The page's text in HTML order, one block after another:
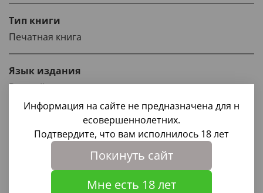
Тип книги
Печатная книга
Язык издания
Русский
Страна-изготовитель
Россия
Количество страниц
Информация на сайте не предназначена для н
есовершеннолетних.
Подтвердите, что вам исполнилось 18 лет
Покинуть сайт
Мне есть 18 лет